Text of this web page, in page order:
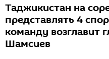
Таджикистан на
представлять 4
команду возглавит
Шамсиев